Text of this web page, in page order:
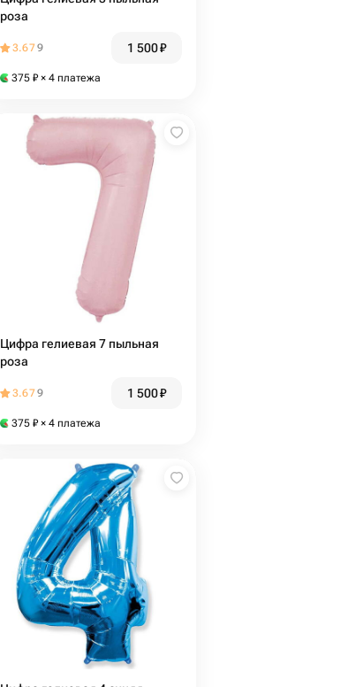
роза
3.679 1 500₽
375 ₽ × 4 платежа
Цифра гелиевая 7 пыльная
роза
3.679 1 500₽
375 ₽ × 4 платежа